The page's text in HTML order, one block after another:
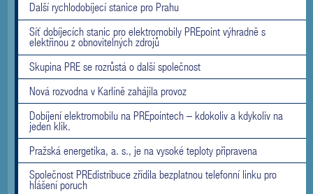
Další rychlodobíjecí stanice pro Prahu
Síť dobíjecích stanic pro elektromobily PREpoint výhradně s
elektřinou z obnovitelných zdrojů
Skupina PRE se rozrůstá o další společnost
Nová rozvodna v Karlíně zahájila provoz
Dobíjení elektromobilu na PREpointech – kdokoliv a kdykoliv na
jeden klik.
Pražská energetika, a. s., je na vysoké teploty připravena
Společnost PREdistribuce zřídila bezplatnou telefonní linku pro
hlášení poruch